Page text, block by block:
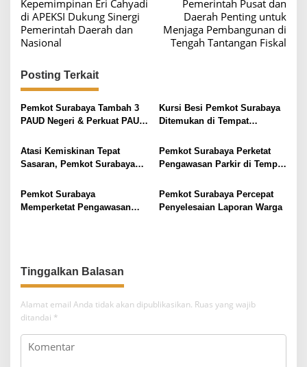
v
i
a
s
i
p
o
s
Kepemimpinan Eri Cahyadi
di APEKSI Dukung Sinergi
Pemerintah Daerah dan
Nasional
Pemerintah Pusat dan
Daerah Penting untuk
Menjaga Pembangunan di
Tengah Tantangan Fiskal
Posting Terkait
Pemkot Surabaya Tambah 3
PAUD Negeri & Perkuat PAUD
Kursi Besi Pemkot Surabaya
Ditemukan di Tempat
Amankan
Atasi Kemiskinan Tepat
Sasaran, Pemkot Surabaya
Brida Step
Pemkot Surabaya Perketat
Pengawasan Parkir di Tempat
dan Jelas
Pemkot Surabaya
Memperketat Pengawasan
Pemkot Surabaya Percepat
Penyelesaian Laporan Warga
Tinggalkan Balasan
Alamat email Anda tidak akan dipublikasikan. Ruas yang wajib
ditandai *